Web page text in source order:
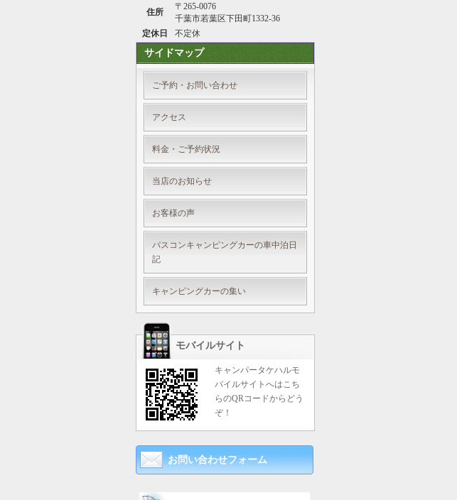
住所
〒265-0076
千葉市若葉区下田町1332-36
定休日
不定休
サイドマップ
ご予約・お問い合わせ
アクセス
料金・ご予約状況
当店のお知らせ
お客様の声
バスコンキャンピングカーの車中泊日
記
キャンピングカーの集い
モバイルサイト
キャンパータケハルモ
バイルサイトへはこち
らのQRコードからどう
ぞ！
お問い合わせフォーム